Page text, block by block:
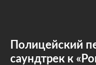
Полицейский
саундтрек к